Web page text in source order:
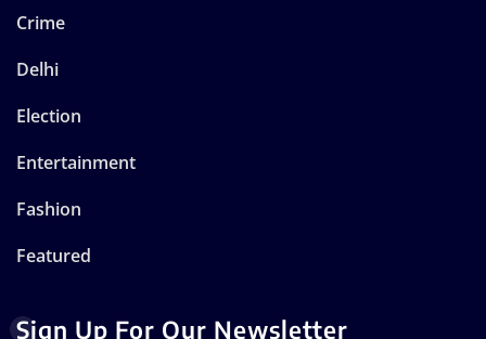
Crime
Delhi
Election
Entertainment
Fashion
Featured
Sign Up For Our Newsletter